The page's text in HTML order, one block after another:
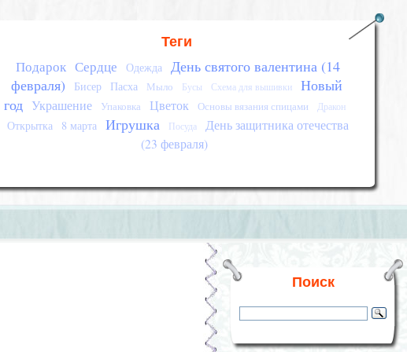
Теги
Подарок Сердце Одежда День святого валентина (14
февраля)
Бисер Пасха Мыло Бусы Схема для вышивки
Новый
год
Украшение Упаковка Цветок Основы вязания спицами Дракон
Открытка 8 марта Игрушка Посуда
День защитника отечества
(23 февраля)
Поиск